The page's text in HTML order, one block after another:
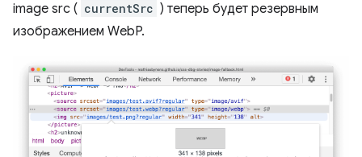
image src ( currentSrc ) теперь будет резервным
изображением WebP.